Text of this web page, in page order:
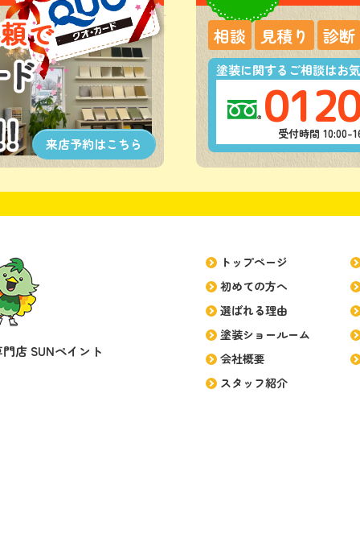
相談
見積り 診断
塗装に関するご相談はお
受付時間 10:00-
来店予約はこちら
店 SUNペイント
トップページ
初めての方へ
選ばれる理由
塗装ショールーム
会社概要
スタッフ紹介